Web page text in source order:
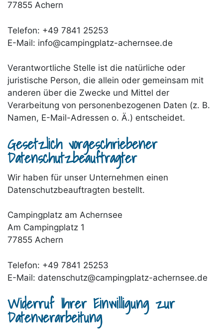
77855 Achern
Telefon: +49 7841 25253
E-Mail: info@campingplatz-achernsee.de
Verantwortliche Stelle ist die natürliche oder
juristische Person, die allein oder gemeinsam mit
anderen über die Zwecke und Mittel der
Verarbeitung von personenbezogenen Daten (z. B.
Namen, E-Mail-Adressen o. Ä.) entscheidet.
Gesetzlich vorgeschriebener
Datenschutzbeauftragter
Wir haben für unser Unternehmen einen
Datenschutzbeauftragten bestellt.
Campingplatz am Achernsee
Am Campingplatz 1
77855 Achern
Telefon: +49 7841 25253
E-Mail: datenschutz@campingplatz-achernsee.de
Widerruf Ihrer Einwilligung zur
Datenverarbeitung